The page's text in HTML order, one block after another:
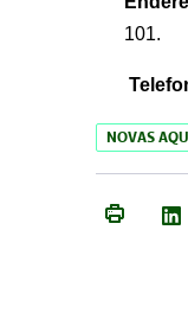
101.
NOVAS